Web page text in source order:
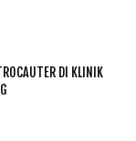
DI KLINIK